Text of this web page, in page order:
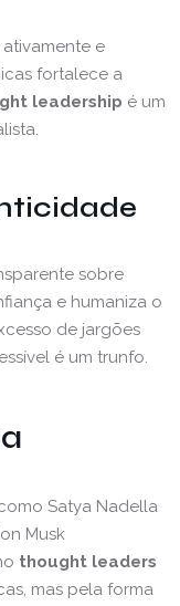
e
fortalece a
leadership é um
sobre
e humaniza o
de jargões
é um trunfo.
Satya Nadella
Musk
thought leaders
mas pela forma